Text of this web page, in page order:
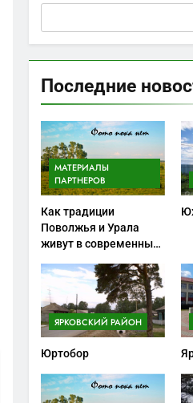
Последние
МАТЕРИАЛЫ
ПАРТНЕРОВ
Как традиции
Поволжья и Урала
живут в современных
ЯРКОВСКИЙ РАЙОН
Юртобор